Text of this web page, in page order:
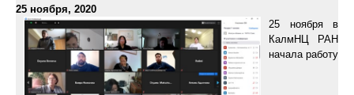
25 ноября, 2020
25 ноября в
КалмНЦ РАН
начала работу